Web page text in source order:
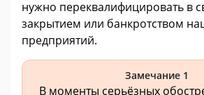
нужно переквалифицировать в
закрытием или банкротством
предприятий.
Замечание 1
В моменты серьёзных